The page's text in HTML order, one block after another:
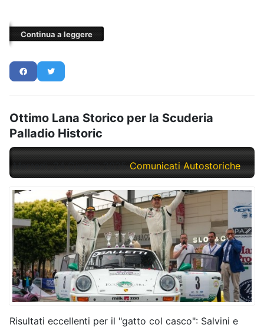
Continua a leggere
Ottimo Lana Storico per la Scuderia
Palladio Historic
Martedì, 24 Giugno 2025 Comunicati Autostoriche
Risultati eccellenti per il "gatto col casco": Salvini e